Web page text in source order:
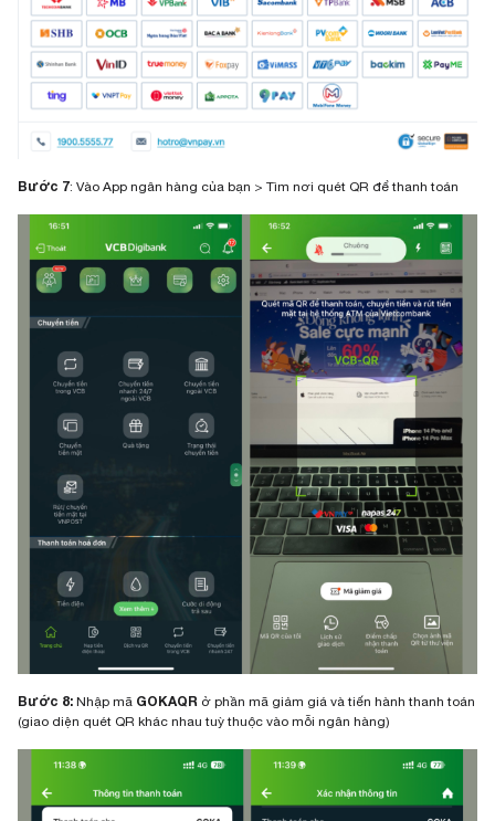
Bước 7: Vào App ngân hàng của bạn > Tìm nơi quét QR để thanh toán
Bước 8: Nhập mã GOKAQR ở phần mã giảm giá và tiến hành thanh toán
(giao diện quét QR khác nhau tuỳ thuộc vào mỗi ngân hàng)